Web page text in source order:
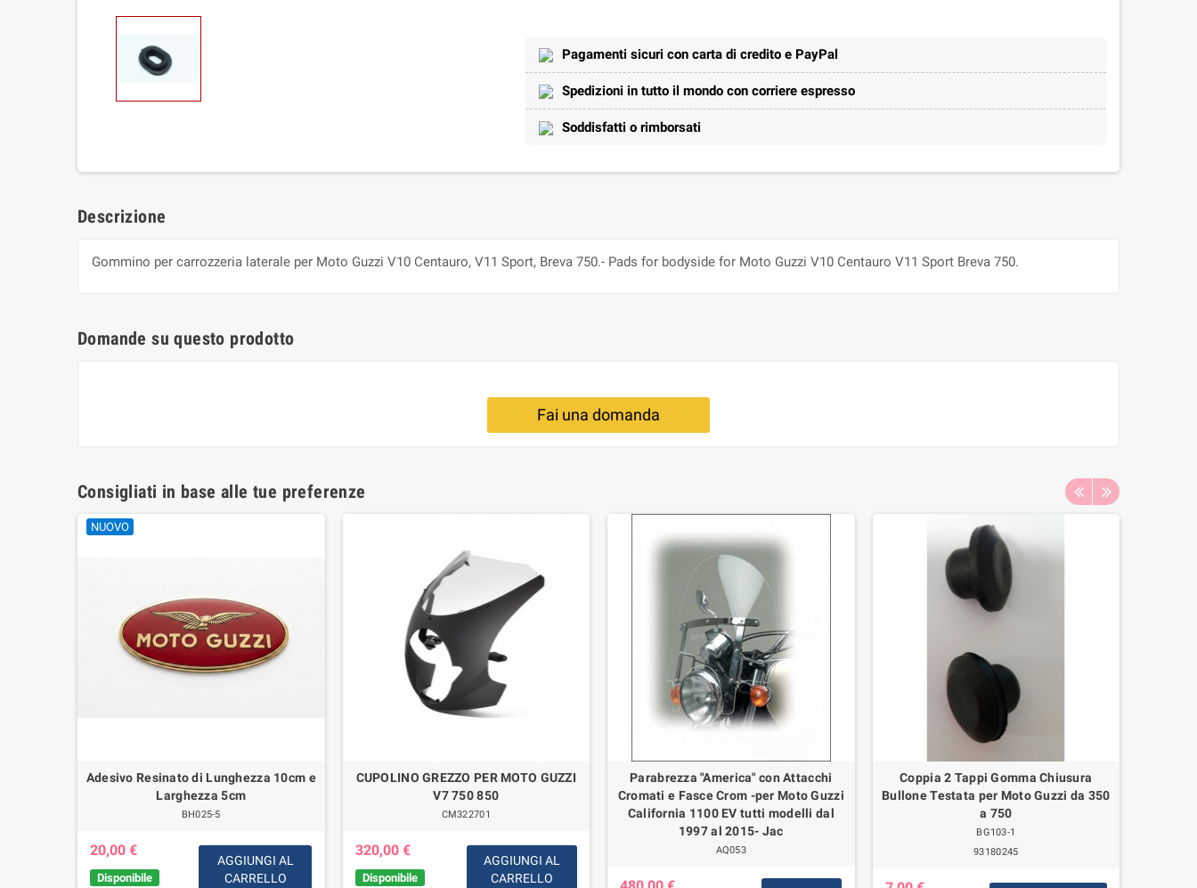
Pagamenti sicuri con carta di credito e PayPal
Spedizioni in tutto il mondo con corriere espresso
Soddisfatti o rimborsati
Descrizione
Gommino per carrozzeria laterale per Moto Guzzi V10 Centauro, V11 Sport, Breva 750.- Pads for bodyside for Moto Guzzi V10 Centauro V11 Sport Breva 750.
Domande su questo prodotto
Fai una domanda
Consigliati in base alle tue preferenze
NUOVO
Adesivo Resinato di Lunghezza 10cm e
Larghezza 5cm
BH025-5
20,00 €
Disponibile
AGGIUNGI AL
CARRELLO
CUPOLINO GREZZO PER MOTO GUZZI
V7 750 850
CM322701
320,00 €
Disponibile
AGGIUNGI AL
CARRELLO
Parabrezza "America" con Attacchi
Cromati e Fasce Crom -per Moto Guzzi
California 1100 EV tutti modelli dal
1997 al 2015- Jac
AQ053
Coppia 2 Tappi Gomma Chiusura
Bullone Testata per Moto Guzzi da 350
a 750
BG103-1
93180245